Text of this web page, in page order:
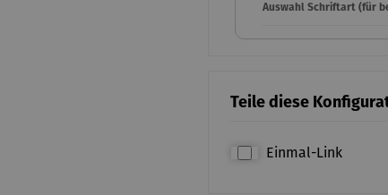
Auswahl Schriftart (für
Teile diese
Einmal-Link